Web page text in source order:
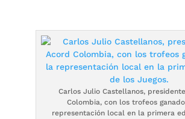
Carlos Julio Castellanos,
Colombia, con los trofeos
representación local en la primera